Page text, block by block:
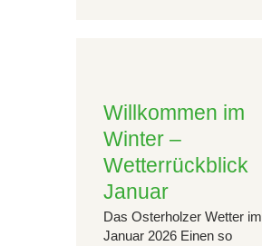
Willkommen im
Winter –
Wetterrückblick
Januar
Das Osterholzer Wetter im
Januar 2026 Einen so